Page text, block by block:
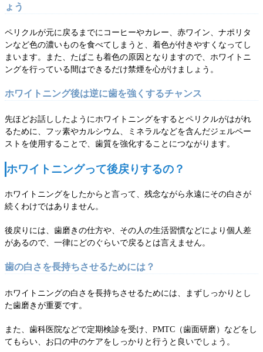
ょう
ペリクルが元に戻るまでにコーヒーやカレー、赤ワイン、ナポリタ
ンなど色の濃いものを食べてしまうと、着色が付きやすくなってし
まいます。また、たばこも着色の原因となりますので、ホワイトニ
ングを行っている間はできるだけ禁煙を心がけましょう。
ホワイトニング後は逆に歯を強くするチャンス
先ほどお話ししたようにホワイトニングをするとペリクルがはがれ
るために、フッ素やカルシウム、ミネラルなどを含んだジェルペー
ストを使用することで、歯質を強化することにつながります。
ホワイトニングって後戻りするの？
ホワイトニングをしたからと言って、残念ながら永遠にその白さが
続くわけではありません。
後戻りには、歯磨きの仕方や、その人の生活習慣などにより個人差
があるので、一律にどのぐらいで戻るとは言えません。
歯の白さを長持ちさせるためには？
ホワイトニングの白さを長持ちさせるためには、まずしっかりとし
た歯磨きが重要です。
また、歯科医院などで定期検診を受け、PMTC（歯面研磨）などをし
てもらい、お口の中のケアをしっかりと行うと良いでしょう。